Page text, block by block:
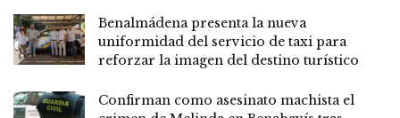
Benalmádena presenta la nueva
uniformidad del servicio de taxi para
reforzar la imagen del destino turístico
Confirman como asesinato machista el